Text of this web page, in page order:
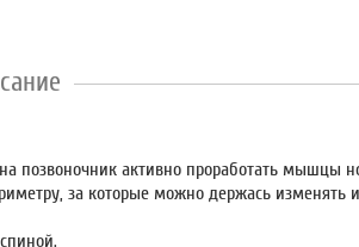
позвоночник активно проработать мышцы
за которые можно держась изменять